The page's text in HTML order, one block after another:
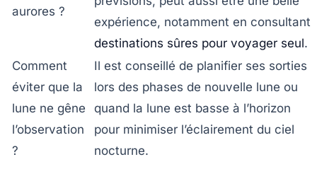
aurores ?
expérience, notamment en consultant
destinations sûres pour voyager seul.
Comment
éviter que la
lune ne gêne
l’observation
?
Il est conseillé de planifier ses sorties
lors des phases de nouvelle lune ou
quand la lune est basse à l’horizon
pour minimiser l’éclairement du ciel
nocturne.